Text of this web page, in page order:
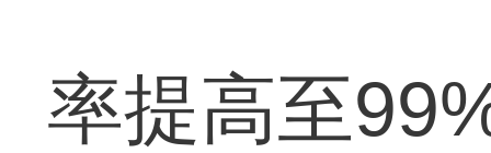
率提高至